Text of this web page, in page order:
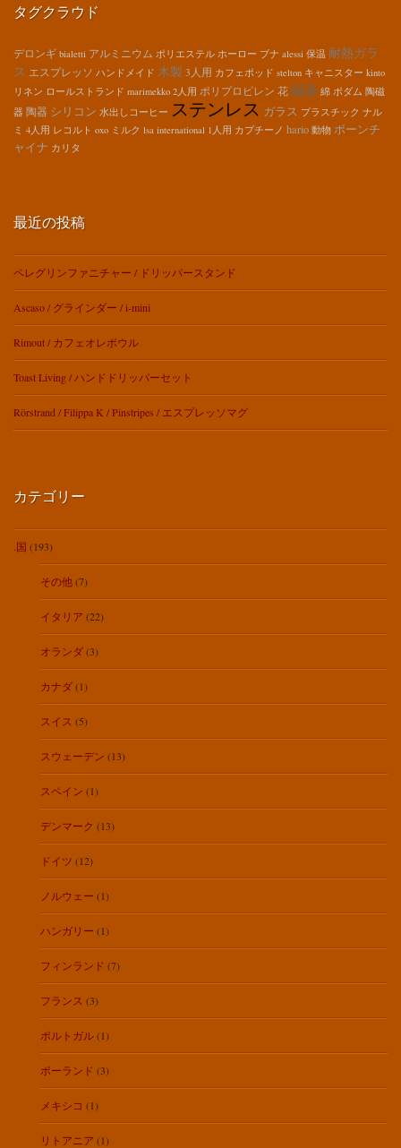
タグクラウド
デロンギ bialetti アルミニウム ポリエステル ホーロー ブナ alessi 保温 耐熱ガラ
ス エスプレッソ ハンドメイド 木製 3人用 カフェポッド stelton キャニスター kinto
リネン ロールストランド marimekko 2人用 ポリプロピレン 花 磁器 綿 ボダム 陶磁
器 陶器 シリコン 水出しコーヒー ステンレス ガラス プラスチック ナル
ミ 4人用 レコルト oxo ミルク lsa international 1人用 カプチーノ hario 動物 ボーンチ
ャイナ カリタ
最近の投稿
ペレグリンファニチャー / ドリッパースタンド
Ascaso / グラインダー / i-mini
Rimout / カフェオレボウル
Toast Living / ハンドドリッパーセット
Rörstrand / Filippa K / Pinstripes / エスプレッソマグ
カテゴリー
.国 (193)
その他(7)
イタリア (22)
オランダ(3)
カナダ(1)
スイス (5)
スウェーデン (13)
スペイン (1)
デンマーク (13)
ドイツ (12)
ノルウェー (1)
ハンガリー (1)
フィンランド (7)
フランス (3)
ポルトガル(1)
ポーランド (3)
メキシコ (1)
リトアニア (1)